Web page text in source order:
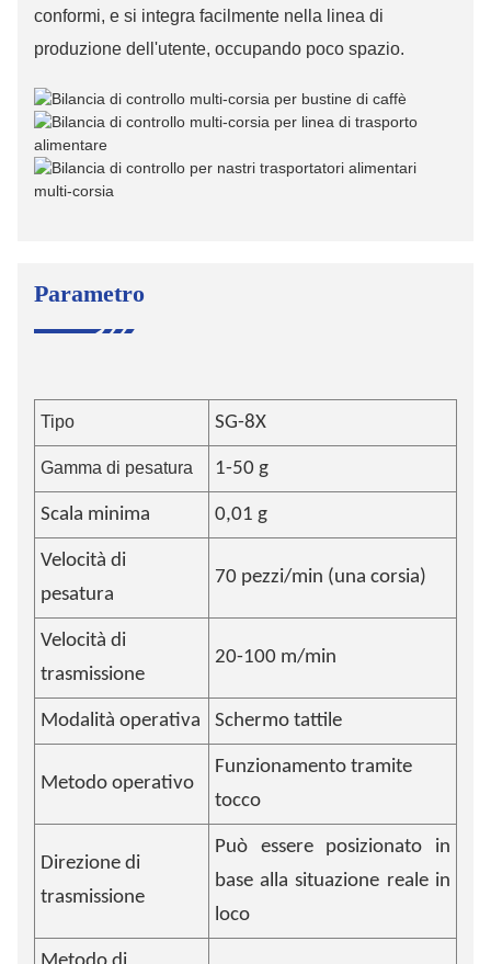
conformi, e si integra facilmente nella linea di
produzione dell'utente, occupando poco spazio.
Parametro
Tipo SG-8X
Gamma di pesatura 1-50 g
Scala minima 0,01 g
Velocità di
pesatura
70 pezzi/min (una corsia)
Velocità di
trasmissione
20-100 m/min
Modalità operativa Schermo tattile
Metodo operativo
Funzionamento tramite
tocco
Direzione di
trasmissione
Può essere posizionato in
base alla situazione reale in
loco